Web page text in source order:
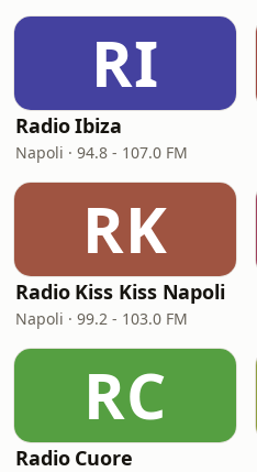
RI
Radio Ibiza
Napoli · 94.8 - 107.0 FM
RK
Radio Kiss Kiss Napoli
Napoli · 99.2 - 103.0 FM
RC
Radio Cuore